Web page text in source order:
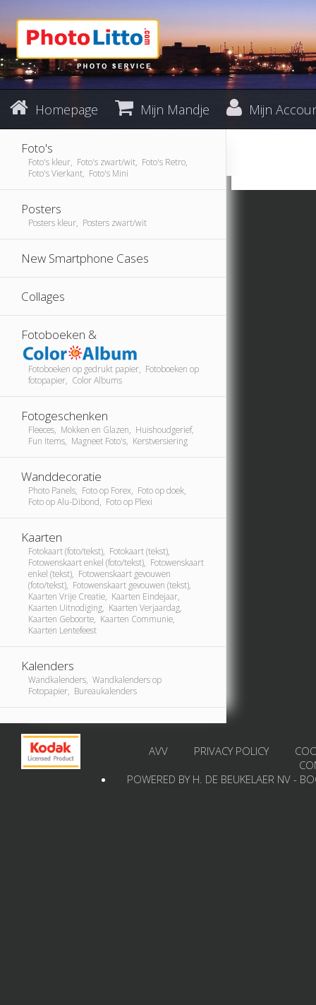
Homepage Mijn Mandje Mijn
Foto's
Foto's kleur, Foto's zwart/wit, Foto's Retro,
Foto's Vierkant, Foto's Mini
Posters
Posters kleur, Posters zwart/wit
New Smartphone Cases
Collages
Fotoboeken &
Fotoboeken op gedrukt papier, Fotoboeken op
fotopapier, Color Albums
Fotogeschenken
Fleeces, Mokken en Glazen, Huishoudgerief,
Fun Items, Magneet Foto's, Kerstversiering
Wanddecoratie
Photo Panels, Foto op Forex, Foto op doek,
Foto op Alu-Dibond, Foto op Plexi
Kaarten
Fotokaart (foto/tekst), Fotokaart (tekst),
Fotowenskaart enkel (foto/tekst), Fotowenskaart
enkel (tekst), Fotowenskaart gevouwen
(foto/tekst), Fotowenskaart gevouwen (tekst),
Kaarten Vrije Creatie, Kaarten Eindejaar,
Kaarten Uitnodiging, Kaarten Verjaardag,
Kaarten Geboorte, Kaarten Communie,
Kaarten Lentefeest
Kalenders
Wandkalenders, Wandkalenders op
Fotopapier, Bureaukalenders
AVV PRIVACY POLICY
POWERED BY H. DE BEUKELAER NV -